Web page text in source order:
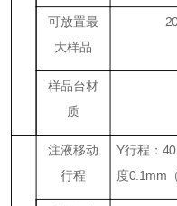
可放置最
大样品
样品台材
质
注液移动
行程
Y行程：
度0.1mm